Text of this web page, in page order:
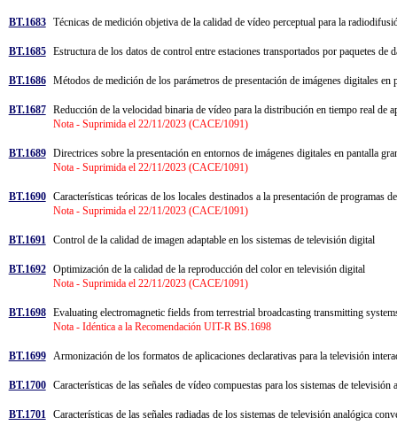
BT.1683 Técnicas de medición objetiva de la calidad de vídeo perceptual para la
BT.1685 Estructura de los datos de control entre estaciones transportados por paquetes de
BT.1686 Métodos de medición de los parámetros de presentación de imágenes digitales
BT.1687 Reducción de la velocidad binaria de vídeo para la distribución en tiempo real de
Nota - Suprimida el 22/11/2023 (CACE/1091)
BT.1689 Directrices sobre la presentación en entornos de imágenes digitales en pantalla
Nota - Suprimida el 22/11/2023 (CACE/1091)
BT.1690 Características teóricas de los locales destinados a la presentación de programas
Nota - Suprimida el 22/11/2023 (CACE/1091)
BT.1691 Control de la calidad de imagen adaptable en los sistemas de televisión digital
BT.1692 Optimización de la calidad de la reproducción del color en televisión digital
Nota - Suprimida el 22/11/2023 (CACE/1091)
BT.1698 Evaluating electromagnetic fields from terrestrial broadcasting transmitting
Nota - Idéntica a la Recomendación UIT-R BS.1698
BT.1699 Armonización de los formatos de aplicaciones declarativas para la televisión
BT.1700 Características de las señales de vídeo compuestas para los sistemas de
BT.1701 Características de las señales radiadas de los sistemas de televisión analógica